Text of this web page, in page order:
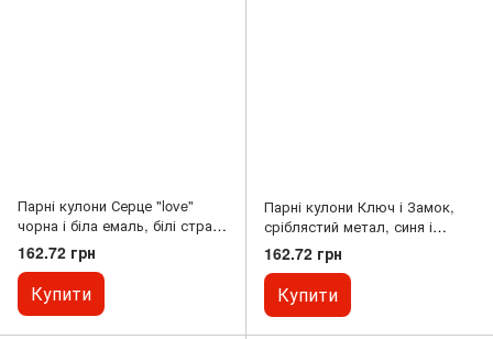
Парні кулони Серце "love"
чорна і біла емаль, білі стрази
33х27мм + - L-45-50см
162.72 грн
Купити
Парні кулони Ключ і Замок,
сріблястий метал, синя і
рожева страза 45х30мм + - L-
45-50см
162.72 грн
Купити